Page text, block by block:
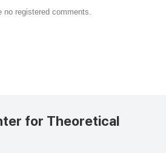
no registered comments.
for Theoretical